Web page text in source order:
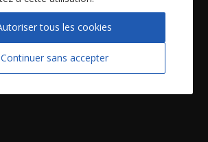
À propos
CGV
Mentions légales
Continuer sans accepter
tous les cookies